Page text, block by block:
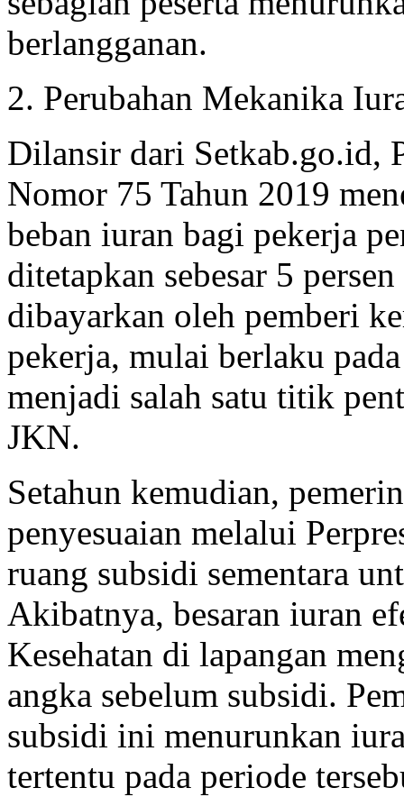
berlangganan.
2. Perubahan Mekanika
Dilansir dari Setkab.go.id,
Nomor 75 Tahun 2019
beban iuran bagi pekerja
ditetapkan sebesar 5
dibayarkan oleh pemberi
pekerja, mulai berlaku
menjadi salah satu titik
JKN.
Setahun kemudian,
penyesuaian melalui
ruang subsidi sementara
Akibatnya, besaran iuran
Kesehatan di lapangan
angka sebelum subsidi.
subsidi ini menurunkan
tertentu pada periode